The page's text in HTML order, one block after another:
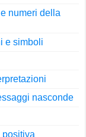
numeri della
e simboli
nasconde
positiva